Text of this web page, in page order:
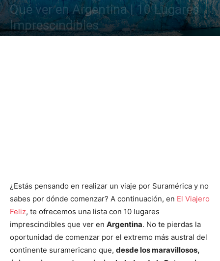
Qué ver en Argentina | 10 Lugares
Imprescindibles
¿Estás pensando en realizar un viaje por Suramérica y no
sabes por dónde comenzar? A continuación, en El Viajero
Feliz, te ofrecemos una lista con 10 lugares
imprescindibles que ver en Argentina. No te pierdas la
oportunidad de comenzar por el extremo más austral del
continente suramericano que, desde los maravillosos,